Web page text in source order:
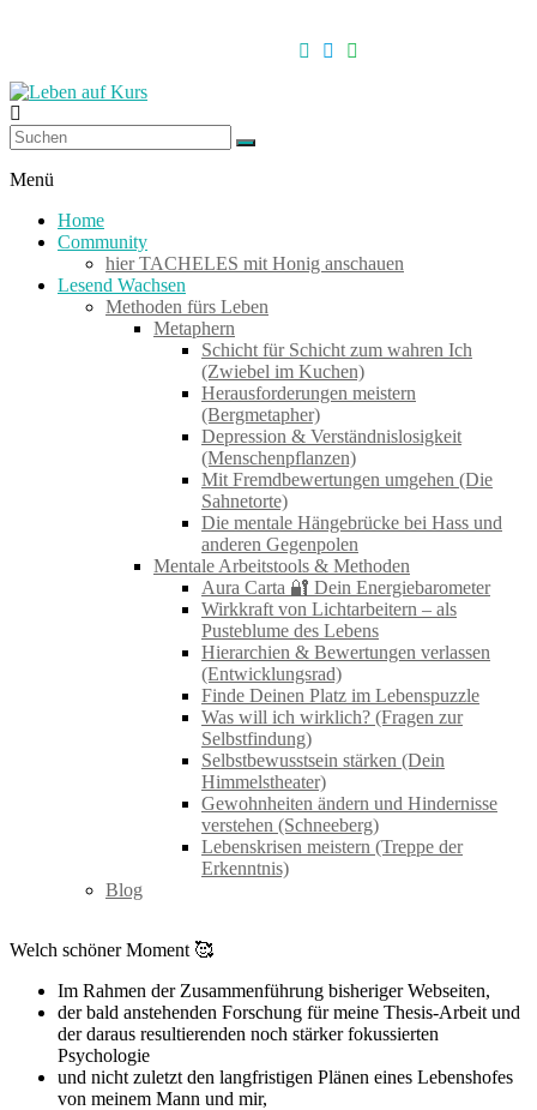
Leben
auf
Kurs
Werkzeuge
zum
Menü
Home
Community
hier TACHELES mit Honig anschauen
Lesend Wachsen
Methoden fürs Leben
Metaphern
Schicht für Schicht zum wahren Ich
(Zwiebel im Kuchen)
Herausforderungen meistern
(Bergmetapher)
Depression & Verständnislosigkeit
(Menschenpflanzen)
Mit Fremdbewertungen umgehen (Die
Sahnetorte)
Die mentale Hängebrücke bei Hass und
anderen Gegenpolen
Mentale Arbeitstools & Methoden
Aura Carta 🔐 Dein Energiebarometer
Wirkkraft von Lichtarbeitern – als
Pusteblume des Lebens
Hierarchien & Bewertungen verlassen
(Entwicklungsrad)
Finde Deinen Platz im Lebenspuzzle
Was will ich wirklich? (Fragen zur
Selbstfindung)
Selbstbewusstsein stärken (Dein
Himmelstheater)
Gewohnheiten ändern und Hindernisse
verstehen (Schneeberg)
Lebenskrisen meistern (Treppe der
Erkenntnis)
Blog
Welch schöner Moment 🥰
Im Rahmen der Zusammenführung bisheriger Webseiten,
der bald anstehenden Forschung für meine Thesis-Arbeit und
der daraus resultierenden noch stärker fokussierten
Psychologie
und nicht zuletzt den langfristigen Plänen eines Lebenshofes
von meinem Mann und mir,